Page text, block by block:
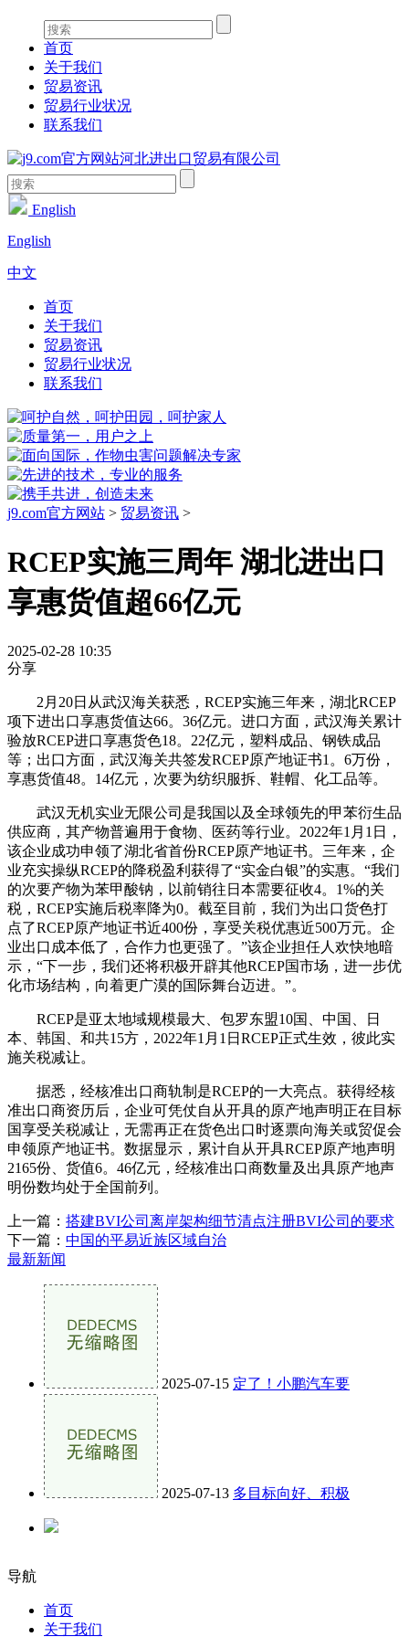
首页
关于我们
贸易资讯
贸易行业状况
联系我们
English
English
中文
首页
关于我们
贸易资讯
贸易行业状况
联系我们
j9.com官方网站 > 贸易资讯 >
RCEP实施三周年 湖北进出口
享惠货值超66亿元
2025-02-28 10:35
分享
2月20日从武汉海关获悉，RCEP实施三年来，湖北RCEP
项下进出口享惠货值达66。36亿元。进口方面，武汉海关累计
验放RCEP进口享惠货色18。22亿元，塑料成品、钢铁成品
等；出口方面，武汉海关共签发RCEP原产地证书1。6万份，
享惠货值48。14亿元，次要为纺织服拆、鞋帽、化工品等。
武汉无机实业无限公司是我国以及全球领先的甲苯衍生品
供应商，其产物普遍用于食物、医药等行业。2022年1月1日，
该企业成功申领了湖北省首份RCEP原产地证书。三年来，企
业充实操纵RCEP的降税盈利获得了“实金白银”的实惠。“我们
的次要产物为苯甲酸钠，以前销往日本需要征收4。1%的关
税，RCEP实施后税率降为0。截至目前，我们为出口货色打
点了RCEP原产地证书近400份，享受关税优惠近500万元。企
业出口成本低了，合作力也更强了。”该企业担任人欢快地暗
示，“下一步，我们还将积极开辟其他RCEP国市场，进一步优
化市场结构，向着更广漠的国际舞台迈进。”。
RCEP是亚太地域规模最大、包罗东盟10国、中国、日
本、韩国、和共15方，2022年1月1日RCEP正式生效，彼此实
施关税减让。
据悉，经核准出口商轨制是RCEP的一大亮点。获得经核
准出口商资历后，企业可凭仗自从开具的原产地声明正在目标
国享受关税减让，无需再正在货色出口时逐票向海关或贸促会
申领原产地证书。数据显示，累计自从开具RCEP原产地声明
2165份、货值6。46亿元，经核准出口商数量及出具原产地声
明份数均处于全国前列。
上一篇： 搭建BVI公司离岸架构细节清点注册BVI公司的要求
下一篇： 中国的平易近族区域自治
最新新闻
2025-07-15 定了！小鹏汽车要
2025-07-13 多目标向好、积极
导航
首页
关于我们